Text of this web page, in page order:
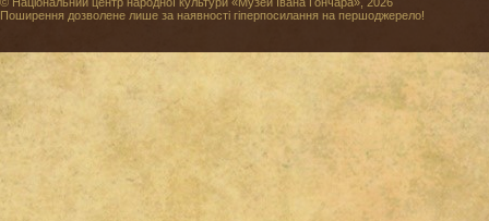
Поширення дозволене лише за наявності гіперпосилання на першоджерело!